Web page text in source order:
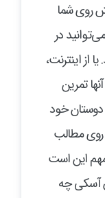
روی شما
در
از اینترنت،
تمرین
دوستان خود
روی مطالب
این است
آسکی چه